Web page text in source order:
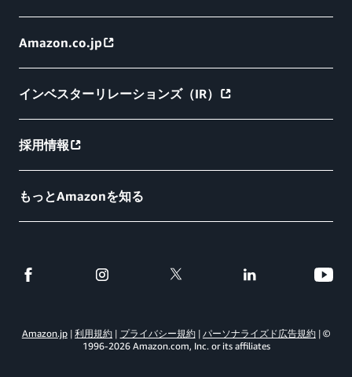
Amazon.co.jp
インベスターリレーションズ（IR）
採用情報
もっとAmazonを知る
Amazon.jp 利用規約 プライバシー規約 パーソナライズド広告規約
©
1996-2026 Amazon.com, Inc. or its affiliates